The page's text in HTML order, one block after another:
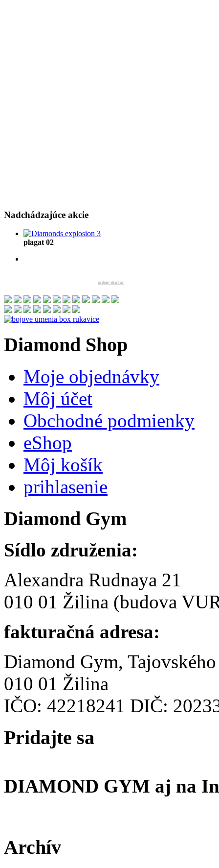
Nadchádzajúce akcie
plagat 02
online doctor
Diamond Shop
Moje objednávky
Môj účet
Obchodné podmienky
eShop
Môj košík
prihlasenie
Diamond Gym
Sídlo združenia:
Alexandra Rudnaya 21
010 01 Žilina (budova
fakturačná adresa:
Diamond Gym,
010 01 Žilina
IČO: 42218241 DIČ:
Pridajte sa
DIAMOND GYM aj na
Archív